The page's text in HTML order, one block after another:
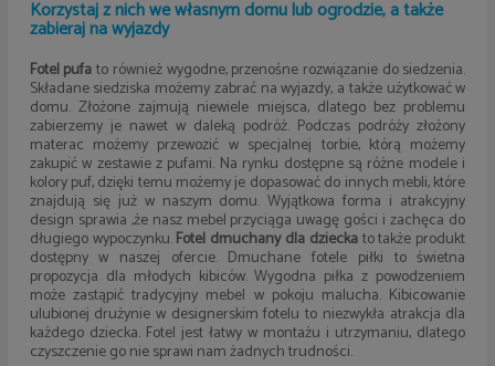
Korzystaj z nich we własnym domu lub ogrodzie, a także
zabieraj na wyjazdy
Fotel pufato również wygodne, przenośne rozwiązanie do siedzenia.
Składane siedziska możemy zabrać na wyjazdy, a także użytkować w
domu. Złożone zajmują niewiele miejsca, dlatego bez problemu
zabierzemy je nawet w daleką podróż. Podczas podróży złożony
materac możemy przewozić w specjalnej torbie, którą możemy
zakupić w zestawie z pufami. Na rynku dostępne są różne modele i
kolory puf, dzięki temu możemy je dopasować do innych mebli, które
znajdują się już w naszym domu. Wyjątkowa forma i atrakcyjny
design sprawia ,że nasz mebel przyciąga uwagę gości i zachęca do
długiego wypoczynku.Fotel dmuchany dla dzieckato także produkt
dostępny w naszej ofercie. Dmuchane fotele piłki to świetna
propozycja dla młodych kibiców. Wygodna piłka z powodzeniem
może zastąpić tradycyjny mebel w pokoju malucha. Kibicowanie
ulubionej drużynie w designerskim fotelu to niezwykła atrakcja dla
każdego dziecka. Fotel jest łatwy w montażu i utrzymaniu, dlatego
czyszczenie go nie sprawi nam żadnych trudności.